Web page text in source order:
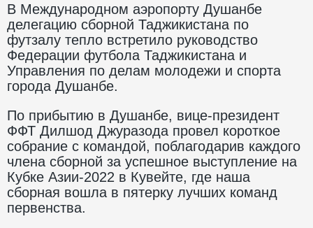
В Международном аэропорту Душанбе
делегацию сборной Таджикистана по
футзалу тепло встретило руководство
Федерации футбола Таджикистана и
Управления по делам молодежи и спорта
города Душанбе.
По прибытию в Душанбе, вице-президент
ФФТ Дилшод Джуразода провел короткое
собрание с командой, поблагодарив каждого
члена сборной за успешное выступление на
Кубке Азии-2022 в Кувейте, где наша
сборная вошла в пятерку лучших команд
первенства.